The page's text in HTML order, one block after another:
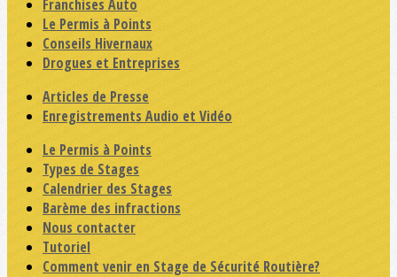
Franchises Auto
Le Permis à Points
Conseils Hivernaux
Drogues et Entreprises
Articles de Presse
Enregistrements Audio et Vidéo
Le Permis à Points
Types de Stages
Calendrier des Stages
Barème des infractions
Nous contacter
Tutoriel
Comment venir en Stage de Sécurité Routière?